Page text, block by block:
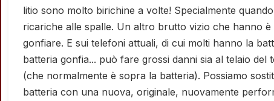
litio sono molto birichine a volte! Specialmente
ricariche alle spalle. Un altro brutto vizio che hanno è
gonfiare. E sui telefoni attuali, di cui molti hanno la
batteria gonfia... può fare grossi danni sia al telaio del
(che normalmente è sopra la batteria). Possiamo
batteria con una nuova, originale, nuovamente